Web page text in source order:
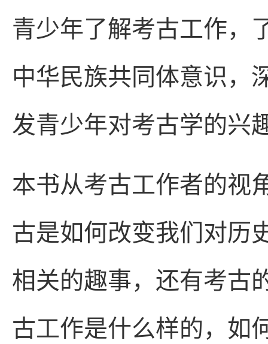
青少年了解考古工作，
中华民族共同体意识，
发青少年对考古学的兴
本书从考古工作者的
古是如何改变我们对历
相关的趣事，还有考古
古工作是什么样的，如